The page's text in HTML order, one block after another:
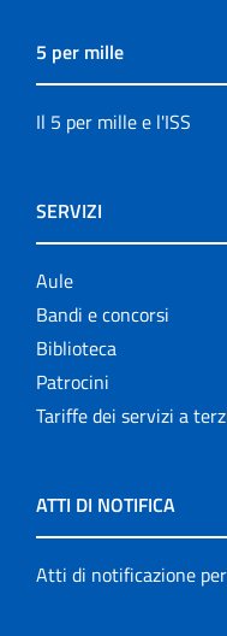
5 per mille
Il 5 per mille e l'ISS
SERVIZI
Aule
Bandi e concorsi
Biblioteca
Patrocini
Tariffe dei servizi a
ATTI DI NOTIFICA
Atti di notificazione